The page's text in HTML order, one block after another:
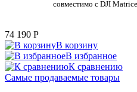
совместимо с DJI
74 190 P
В корзину
В избранное
К сравнению
Самые продаваемые товары